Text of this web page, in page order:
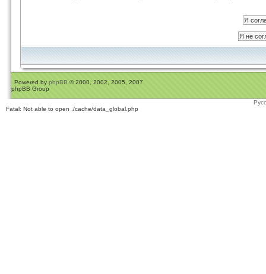
Powered by phpBB © 2000, 2002, 2005, 2007
phpBB Group
Fatal: Not able to open ./cache/data_global.php